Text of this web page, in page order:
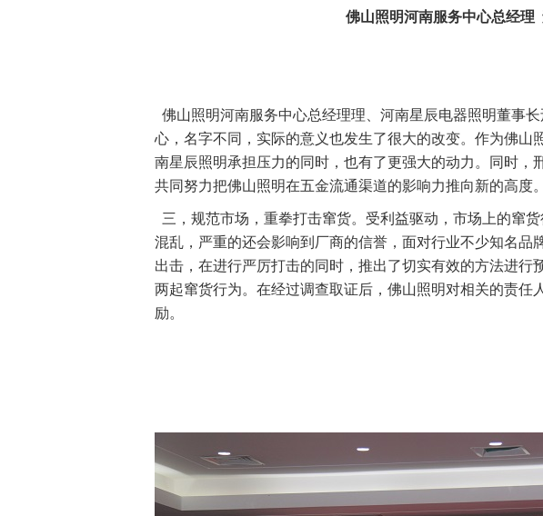
佛山照明河南服务中心总经理
佛山照明河南服务中心总经理理、河南星辰电器照明董事
心，名字不同，实际的意义也发生了很大的改变。作为佛山
南星辰照明承担压力的同时，也有了更强大的动力。同时，
共同努力把佛山照明在五金流通渠道的影响力推向新的高度。
三，规范市场，重拳打击窜货。受利益驱动，市场上的窜
混乱，严重的还会影响到厂商的信誉，面对行业不少知名品
出击，在进行严厉打击的同时，推出了切实有效的方法进行
两起窜货行为。在经过调查取证后，佛山照明对相关的责任
励。